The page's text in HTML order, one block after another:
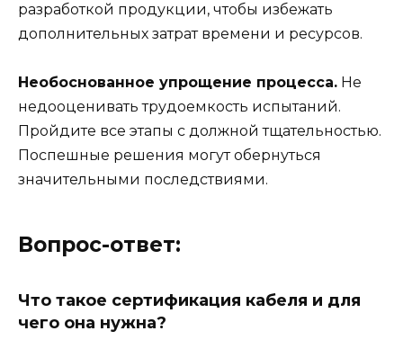
разработкой продукции, чтобы избежать
дополнительных затрат времени и ресурсов.
Необоснованное упрощение процесса. Не
недооценивать трудоемкость испытаний.
Пройдите все этапы с должной тщательностью.
Поспешные решения могут обернуться
значительными последствиями.
Вопрос-ответ:
Что такое сертификация кабеля и для
чего она нужна?